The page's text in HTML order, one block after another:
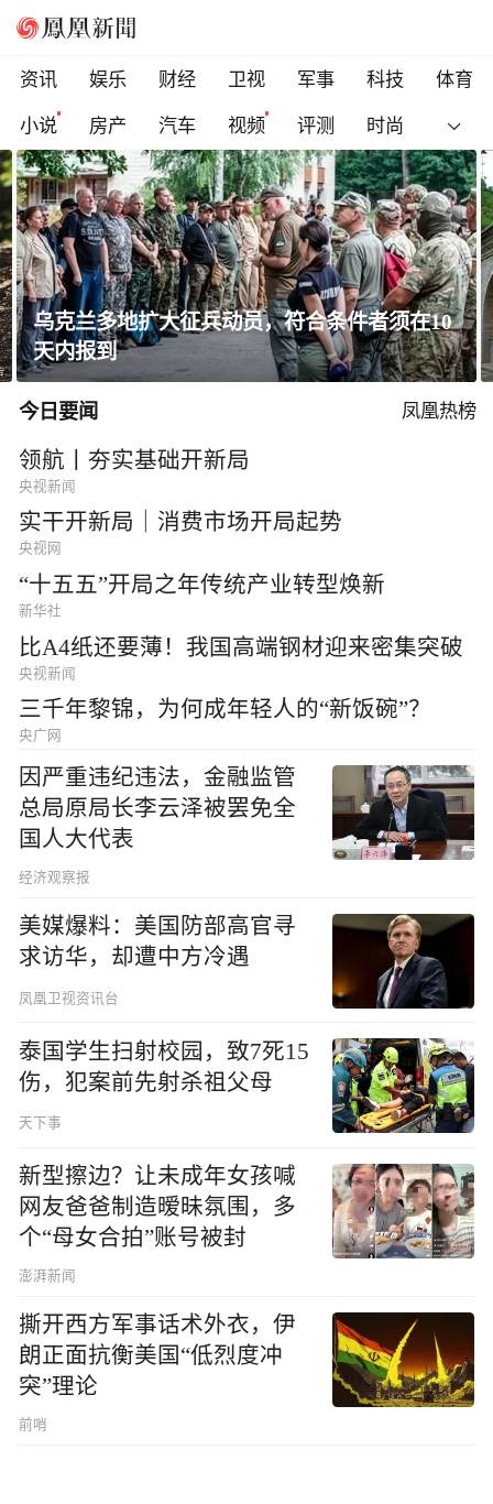
资讯 娱乐 财经 卫视 军事 科技
体育
小说
房产 汽车 视频 评测 时尚
黄土高原窑洞凭啥能冬暖夏凉？老祖宗的智慧
太绝了！
今日要闻 凤凰热榜
领航丨夯实基础开新局
央视新闻
实干开新局｜消费市场开局起势
央视网
“十五五”开局之年传统产业转型焕新
新华社
比A4纸还要薄！我国高端钢材迎来密集突破
央视新闻
三千年黎锦，为何成年轻人的“新饭碗”？
央广网
因严重违纪违法，金融监管
总局原局长李云泽被罢免全
国人大代表
经济观察报
美媒爆料：美国防部高官寻
求访华，却遭中方冷遇
凤凰卫视资讯台
泰国学生扫射校园，致7死15
伤，犯案前先射杀祖父母
天下事
新型擦边？让未成年女孩喊
网友爸爸制造暧昧氛围，多
个“母女合拍”账号被封
澎湃新闻
撕开西方军事话术外衣，伊
朗正面抗衡美国“低烈度冲
突”理论
前哨